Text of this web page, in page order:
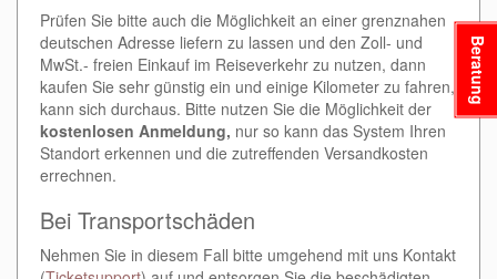
Prüfen Sie bitte auch die Möglichkeit an einer grenznahen
deutschen Adresse liefern zu lassen und den Zoll- und
MwSt.- freien Einkauf im Reiseverkehr zu nutzen, dann
kaufen Sie sehr günstig ein und einige Kilometer zu fahren,
kann sich durchaus. Bitte nutzen Sie die Möglichkeit der
kostenlosen Anmeldung, nur so kann das System Ihren
Standort erkennen und die zutreffenden Versandkosten
errechnen.
Bei Transportschäden
Nehmen Sie in diesem Fall bitte umgehend mit uns Kontakt
Beratung